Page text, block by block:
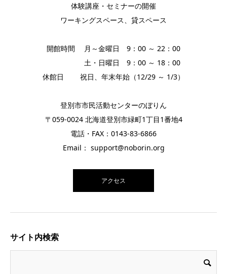
体験講座・セミナーの開催
ワーキングスペース、貸スペース
開館時間 月～金曜日 9：00 ～ 22：00
土・日曜日 9：00 ～ 18：00
休館日 祝日、年末年始（12/29 ～ 1/3）
登別市市民活動センターのぼりん
〒059-0024 北海道登別市緑町1丁目1番地4
電話・FAX：0143-83-6866
Email： support@noborin.org
アクセス
サイト内検索